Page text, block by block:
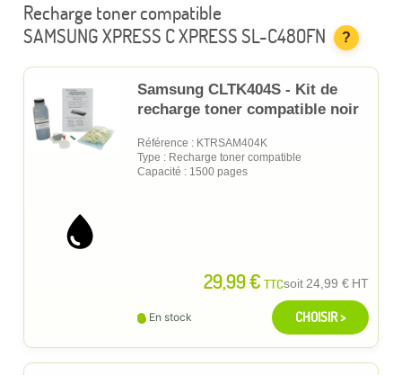
Recharge toner compatible
SAMSUNG XPRESS C XPRESS SL-C480FN
?
Samsung CLTK404S - Kit de
recharge toner compatible noir
Référence : KTRSAM404K
Type : Recharge toner compatible
Capacité : 1500 pages
29,99 € TTCsoit24,99 € HT
En stock CHOISIR >